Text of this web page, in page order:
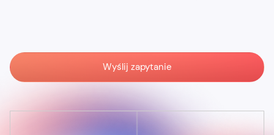
Wyślij zapytanie